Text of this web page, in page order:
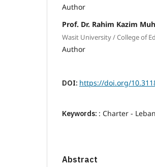
Author
Prof. Dr. Rahim Kazim
Wasit University / College of
Author
DOI: https://doi.org/
Keywords: : Charter -
Abstract